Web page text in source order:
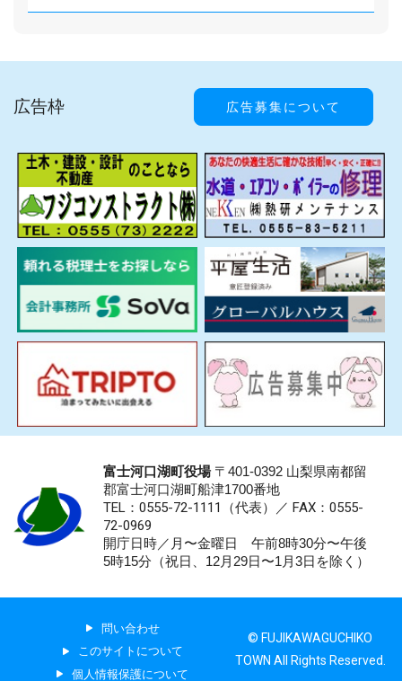
広告枠 広告募集について
富士河口湖町役場〒401-0392 山梨県南都留
郡富士河口湖町船津1700番地
TEL：0555-72-1111 （代表）／ FAX：0555-
72-0969
開庁日時／月〜金曜日 午前8時30分〜午後
5時15分（祝日、12月29日〜1月3日を除く）
問い合わせ
このサイトについて
個人情報保護について
© FUJIKAWAGUCHIKO
TOWN All Rights Reserved.